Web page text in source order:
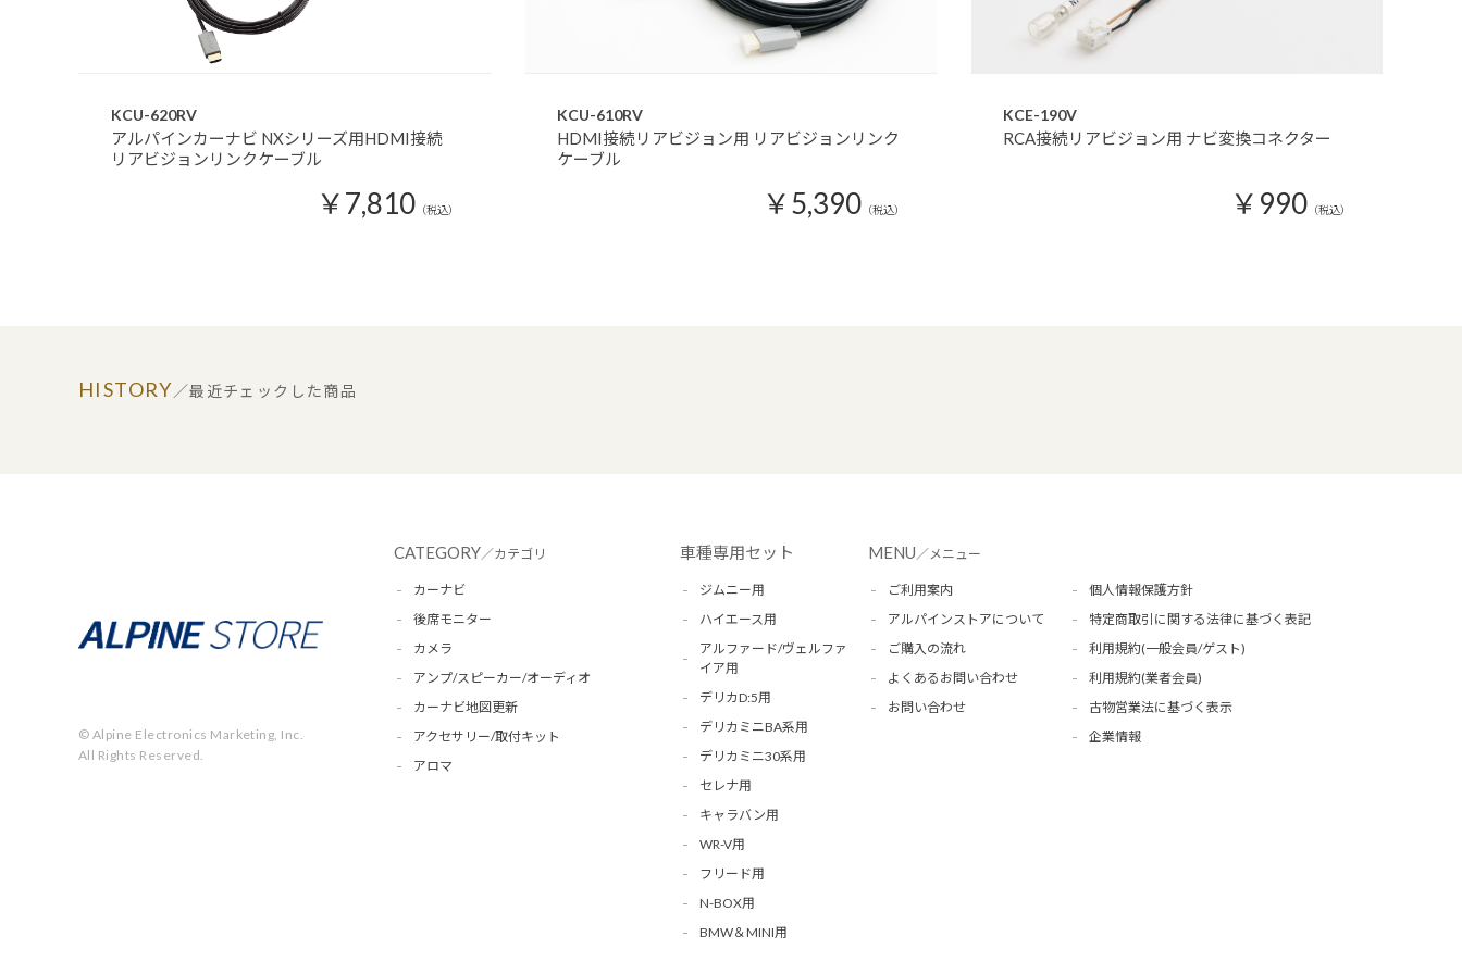
KCU-620RV
アルパインカーナビ NXシリーズ用HDMI接続
リアビジョンリンクケーブル
￥7,810 （税込）
KCU-610RV
HDMI接続リアビジョン用 リアビジョンリンク
ケーブル
￥5,390 （税込）
KCE-190V
RCA接続リアビジョン用 ナビ変換コネクター
￥990 （税込）
HISTORY／最近チェックした商品
© Alpine Electronics Marketing, Inc.
All Rights Reserved.
CATEGORY／カテゴリ
カーナビ
後席モニター
カメラ
アンプ/スピーカー/オーディオ
カーナビ地図更新
アクセサリー/取付キット
アロマ
車種専用セット
ジムニー用
ハイエース用
アルファード/ヴェルファ
イア用
デリカD:5用
デリカミニBA系用
デリカミニ30系用
セレナ用
キャラバン用
WR-V用
フリード用
N-BOX用
BMW＆MINI用
MENU／メニュー
ご利用案内
アルパインストアについて
ご購入の流れ
よくあるお問い合わせ
お問い合わせ
個人情報保護方針
特定商取引に関する法律に基づく表記
利用規約(一般会員/ゲスト)
利用規約(業者会員)
古物営業法に基づく表示
企業情報